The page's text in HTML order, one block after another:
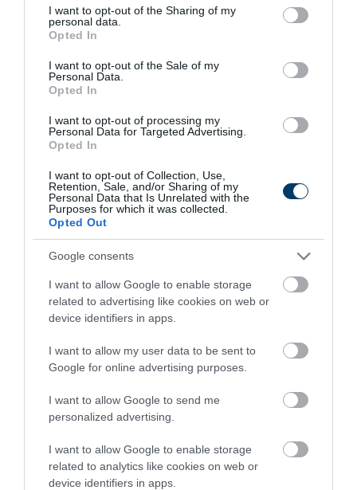
not limited to your visit or usage behaviour. You may click to
grant or deny consent to Google and its third-party tags to
use your data for below specified purposes in below Google
consent section.
I want to opt-out of the Sharing of my
personal data.
Opted In
I want to opt-out of the Sale of my
Personal Data.
Opted In
I want to opt-out of processing my
Personal Data for Targeted Advertising.
Opted In
I want to opt-out of Collection, Use,
Retention, Sale, and/or Sharing of my
Personal Data that Is Unrelated with the
Purposes for which it was collected.
Opted Out
Google consents
I want to allow Google to enable storage
related to advertising like cookies on web or
device identifiers in apps.
I want to allow my user data to be sent to
Google for online advertising purposes.
I want to allow Google to send me
personalized advertising.
I want to allow Google to enable storage
related to analytics like cookies on web or
device identifiers in apps.
Bankszámlaszám:11711003-21478619
HU47 1171 1003 2147 8619 0000 0000
Közlemény:„Közösségi tér támogatás”
https://www.tanuljteso.hu/
Legnépszerűbb
3 alma és 3 tojás: ennyire egyszerű a puha almás
pite titka
Ettől lesz elképesztően szaftos a csirkecomb: a
sörös pác a titok
funkciók, amelyek megkönnyítik az életet
HONOR okostelefon-kamera vs mindennapi
Legfrissebb